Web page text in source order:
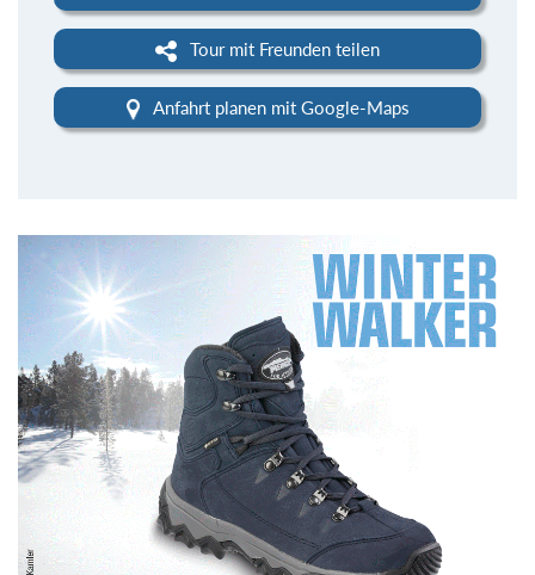
Tour mit Freunden teilen
Anfahrt planen mit Google-Maps